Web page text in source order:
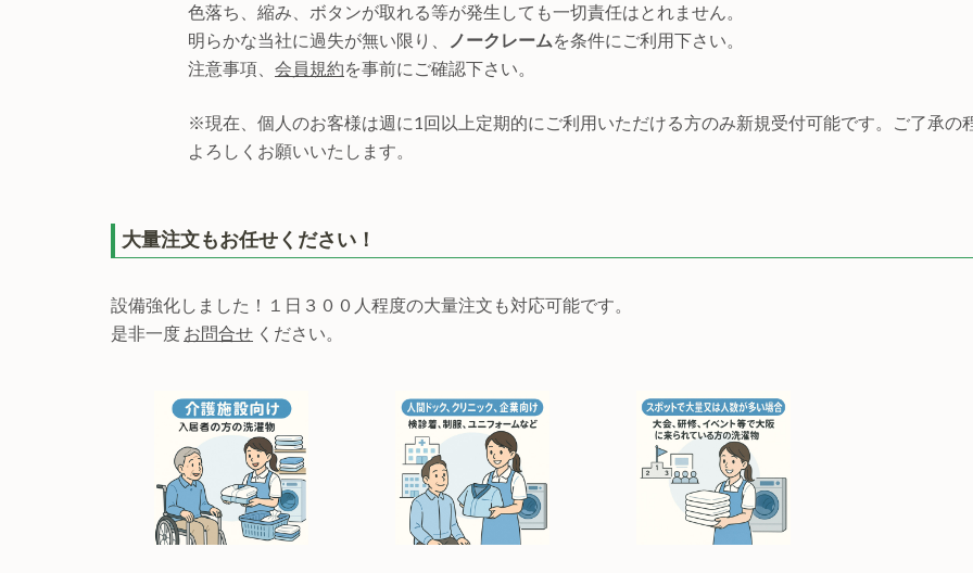
色落ち、縮み、ボタンが取れる等が発生しても一切責任はとれません。
明らかな当社に過失が無い限り、
ノークレームを条件にご利用下さい。
注意事項、会員規約を事前にご確認下さい。
※現在、個人のお客様は週に1回以上定期的にご利用いただける方のみ新規受付可能です。ご了承の
よろしくお願いいたします。
大量注文もお任せください！
設備強化しました！１日３００人程度の大量注文も対応可能です。
是非一度 お問合せ ください。